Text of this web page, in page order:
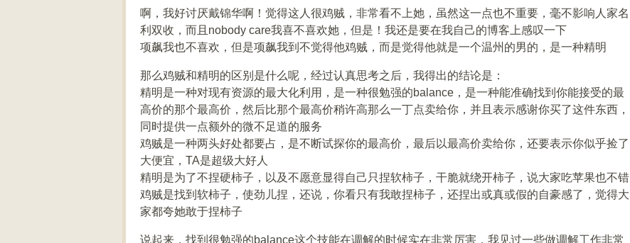
啊，我好讨厌戴锦华啊！觉得这人很鸡贼，非常看不上她，虽然这一点也不重要，毫不影响人家名
利双收，而且nobody care我喜不喜欢她，但是！我还是要在我自己的博客上感叹一下
项飙我也不喜欢，但是项飙我到不觉得他鸡贼，而是觉得他就是一个温州的男的，是一种精明
那么鸡贼和精明的区别是什么呢，经过认真思考之后，我得出的结论是：
精明是一种对现有资源的最大化利用，是一种很勉强的balance，是一种能准确找到你能接受的最
高价的那个最高价，然后比那个最高价稍许高那么一丁点卖给你，并且表示感谢你买了这件东西，
同时提供一点额外的微不足道的服务
鸡贼是一种两头好处都要占，是不断试探你的最高价，最后以最高价卖给你，还要表示你似乎捡了
大便宜，TA是超级大好人
精明是为了不捏硬柿子，以及不愿意显得自己只捏软柿子，干脆就绕开柿子，说大家吃苹果也不错
鸡贼是找到软柿子，使劲儿捏，还说，你看只有我敢捏柿子，还捏出或真或假的自豪感了，觉得大
家都夸她敢于捏柿子
说起来，找到很勉强的balance这个技能在调解的时候实在非常厉害，我见过一些做调解工作非常